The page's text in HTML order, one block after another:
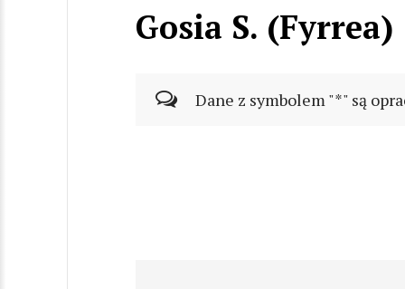
Gosia S. (Fyrrea)
Dane z symbolem "*" są